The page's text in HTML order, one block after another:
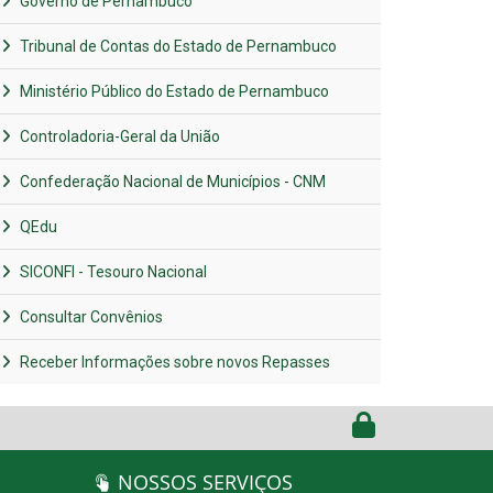
Tribunal de Contas do Estado de Pernambuco
Ministério Público do Estado de Pernambuco
Controladoria-Geral da União
Confederação Nacional de Municípios - CNM
QEdu
SICONFI - Tesouro Nacional
Consultar Convênios
Receber Informações sobre novos Repasses
NOSSOS SERVIÇOS